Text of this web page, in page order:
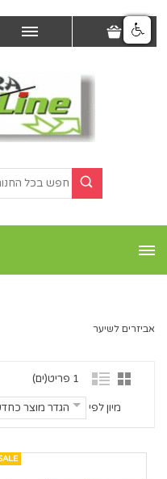
אביזרים לשיער
1 פריט(ים)
מיון לפי הגדר מוצר